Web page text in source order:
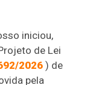
iniciou,
de Lei
2026 ) de
pela